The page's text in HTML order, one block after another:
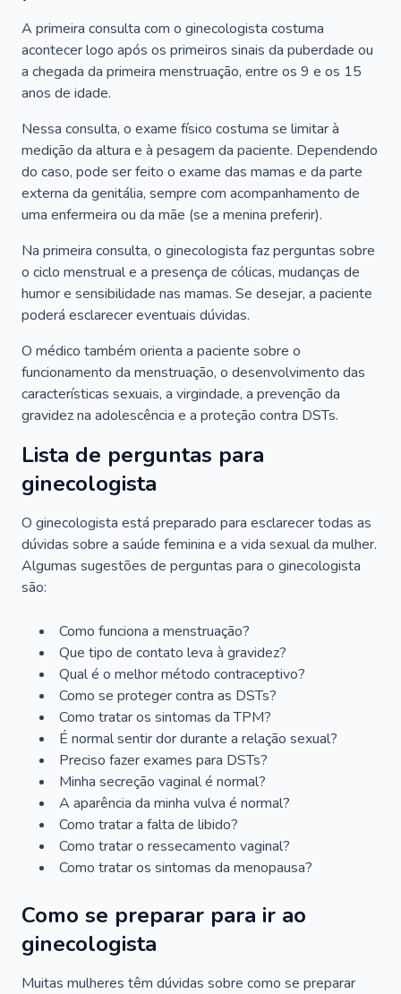
A primeira consulta com o ginecologista costuma
acontecer logo após os primeiros sinais da puberdade ou
a chegada da primeira menstruação, entre os 9 e os 15
anos de idade.
Nessa consulta, o exame físico costuma se limitar à
medição da altura e à pesagem da paciente. Dependendo
do caso, pode ser feito o exame das mamas e da parte
externa da genitália, sempre com acompanhamento de
uma enfermeira ou da mãe (se a menina preferir).
Na primeira consulta, o ginecologista faz perguntas sobre
o ciclo menstrual e a presença de cólicas, mudanças de
humor e sensibilidade nas mamas. Se desejar, a paciente
poderá esclarecer eventuais dúvidas.
O médico também orienta a paciente sobre o
funcionamento da menstruação, o desenvolvimento das
características sexuais, a virgindade, a prevenção da
gravidez na adolescência e a proteção contra DSTs.
Lista de perguntas para
ginecologista
O ginecologista está preparado para esclarecer todas as
dúvidas sobre a saúde feminina e a vida sexual da mulher.
Algumas sugestões de perguntas para o ginecologista
são:
Como funciona a menstruação?
Que tipo de contato leva à gravidez?
Qual é o melhor método contraceptivo?
Como se proteger contra as DSTs?
Como tratar os sintomas da TPM?
É normal sentir dor durante a relação sexual?
Preciso fazer exames para DSTs?
Minha secreção vaginal é normal?
A aparência da minha vulva é normal?
Como tratar a falta de libido?
Como tratar o ressecamento vaginal?
Como tratar os sintomas da menopausa?
Como se preparar para ir ao
ginecologista
Muitas mulheres têm dúvidas sobre como se preparar